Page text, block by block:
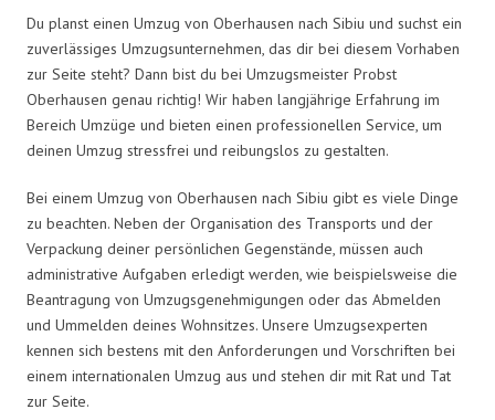
Du planst einen Umzug von Oberhausen nach Sibiu und suchst ein
zuverlässiges Umzugsunternehmen, das dir bei diesem Vorhaben
zur Seite steht? Dann bist du bei Umzugsmeister Probst
Oberhausen genau richtig! Wir haben langjährige Erfahrung im
Bereich Umzüge und bieten einen professionellen Service, um
deinen Umzug stressfrei und reibungslos zu gestalten.
Bei einem Umzug von Oberhausen nach Sibiu gibt es viele Dinge
zu beachten. Neben der Organisation des Transports und der
Verpackung deiner persönlichen Gegenstände, müssen auch
administrative Aufgaben erledigt werden, wie beispielsweise die
Beantragung von Umzugsgenehmigungen oder das Abmelden
und Ummelden deines Wohnsitzes. Unsere Umzugsexperten
kennen sich bestens mit den Anforderungen und Vorschriften bei
einem internationalen Umzug aus und stehen dir mit Rat und Tat
zur Seite.